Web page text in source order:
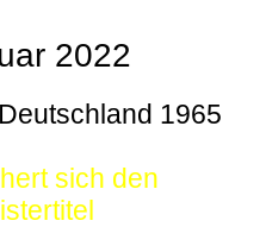
2022
1965
sich den